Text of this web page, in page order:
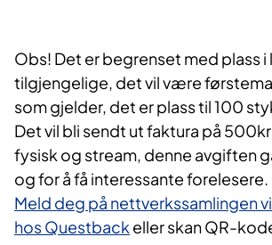
Obs! Det er begrenset med plass i
tilgjengelige, det vil være
som gjelder, det er plass til 100
Det vil bli sendt ut faktura på
fysisk og stream, denne avgiften
og for å få interessante forelesere.
Meld deg på nettverkssamlingen
hos Questback eller skan QR-